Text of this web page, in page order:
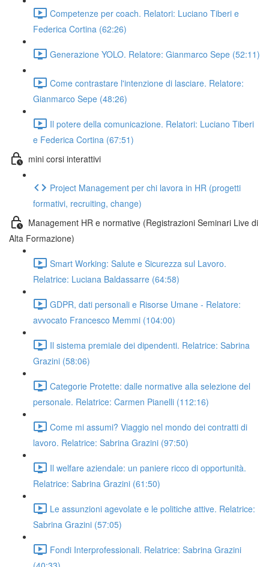
Competenze per coach. Relatori: Luciano Tiberi e
Federica Cortina (62:26)
Generazione YOLO. Relatore: Gianmarco Sepe (52:11)
Come contrastare l'intenzione di lasciare. Relatore:
Gianmarco Sepe (48:26)
Il potere della comunicazione. Relatori: Luciano Tiberi
e Federica Cortina (67:51)
mini corsi interattivi
Project Management per chi lavora in HR (progetti
formativi, recruiting, change)
Management HR e normative (Registrazioni Seminari Live di
Alta Formazione)
Smart Working: Salute e Sicurezza sul Lavoro.
Relatrice: Luciana Baldassarre (64:58)
GDPR, dati personali e Risorse Umane - Relatore:
avvocato Francesco Memmi (104:00)
Il sistema premiale dei dipendenti. Relatrice: Sabrina
Grazini (58:06)
Categorie Protette: dalle normative alla selezione del
personale. Relatrice: Carmen Pianelli (112:16)
Come mi assumi? Viaggio nel mondo dei contratti di
lavoro. Relatrice: Sabrina Grazini (97:50)
Il welfare aziendale: un paniere ricco di opportunità.
Relatrice: Sabrina Grazini (61:50)
Le assunzioni agevolate e le politiche attive. Relatrice:
Sabrina Grazini (57:05)
Fondi Interprofessionali. Relatrice: Sabrina Grazini